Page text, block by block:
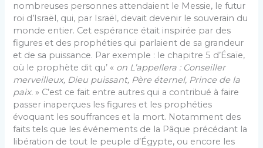
nombreuses personnes attendaient le Messie, le futur
roi d’Israël, qui, par Israël, devait devenir le souverain du
monde entier. Cet espérance était inspirée par des
figures et des prophéties qui parlaient de sa grandeur
et de sa puissance. Par exemple : le chapitre 5 d’Ésaïe,
où le prophète dit qu’ « on L’appellera : Conseiller
merveilleux, Dieu puissant, Père éternel, Prince de la
paix. » C’est ce fait entre autres qui a contribué à faire
passer inaperçues les figures et les prophéties
évoquant les souffrances et la mort. Notamment des
faits tels que les événements de la Pâque précédant la
libération de tout le peuple d’Égypte, ou encore les